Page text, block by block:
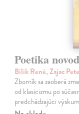
Poetika
Bílik René, Zajac
Zborník sa zaoberá
od klasicizmu po
predchádzajúci